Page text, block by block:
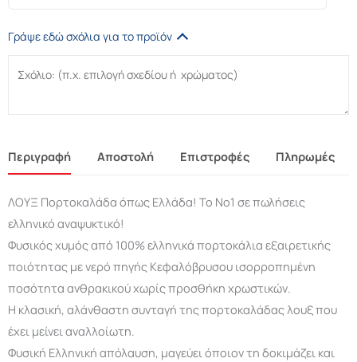
Γράψε εδώ σχόλια για το προϊόν
Περιγραφή Αποστολή Επιστροφές Πληρωμές
ΛΟΥΞ Πορτοκαλάδα όπως Ελλάδα! Το Νο1 σε πωλήσεις
ελληνικό αναψυκτικό!
Φυσικός χυμός από 100% ελληνικά πορτοκάλια εξαιρετικής
ποιότητας με νερό πηγής Κεφαλόβρυσου ισορροπημένη
ποσότητα ανθρακικού χωρίς προσθήκη χρωστικών.
Η κλασική, αλάνθαστη συνταγή της πορτοκαλάδας λουξ που
έχει μείνει αναλλοίωτη.
Φυσική Eλληνική απόλαυση, μαγεύει όποιον τη δοκιμάζει και